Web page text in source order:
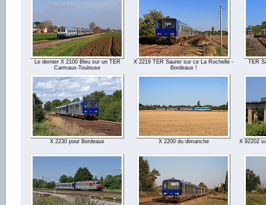
Le dernier X 2100 Bleu sur un TER
Carmaux-Toulouse
X 2219 TER Saurer sur ce La Rochelle -
Bordeaux !
TER
X 2230 pour Bordeaux X 2200 du dimanche X 92202